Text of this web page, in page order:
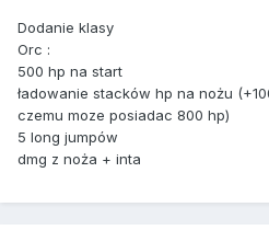
Dodanie klasy
Orc :
500 hp na start
ładowanie stacków hp na nożu
czemu moze posiadac 800 hp)
5 long jumpów
dmg z noża + inta